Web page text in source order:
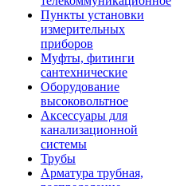
Пункты установки
измерительных
приборов
Муфты, фитинги
сантехнические
Оборудование
высоковольтное
Аксессуары для
канализационной
системы
Трубы
Арматура трубная,